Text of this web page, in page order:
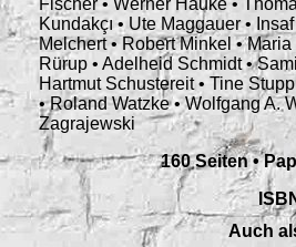
Fischer • Werner Hauke •
Kundakçı • Ute Maggauer •
Melchert • Robert Minkel •
Rürup • Adelheid Schmidt •
Hartmut Schustereit • Tine
• Roland Watzke • Wolfgang A.
Zagrajewski
160 Seiten •
Auch